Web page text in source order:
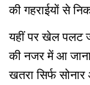
की गहराईयों से
यहीं पर खेल पलट
की नजर में आ
खतरा सिर्फ